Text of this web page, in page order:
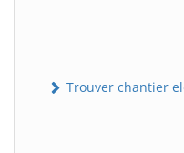
Trouver chantier